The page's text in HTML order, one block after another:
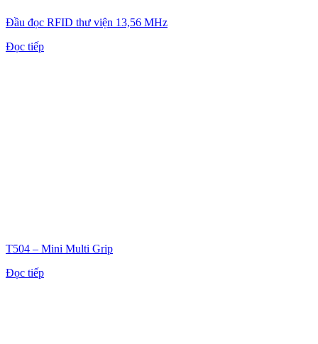
Đầu đọc RFID thư viện 13,56 MHz
Đọc tiếp
T504 – Mini Multi Grip
Đọc tiếp